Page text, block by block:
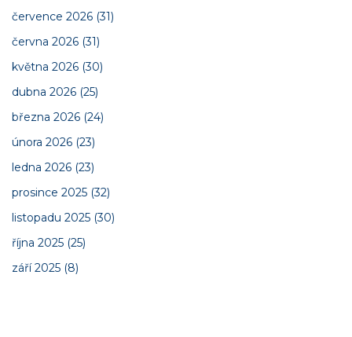
července 2026 (31)
června 2026 (31)
května 2026 (30)
dubna 2026 (25)
března 2026 (24)
února 2026 (23)
ledna 2026 (23)
prosince 2025 (32)
listopadu 2025 (30)
října 2025 (25)
září 2025 (8)